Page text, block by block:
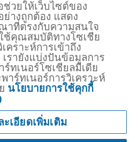
ะกันชีวิต
ซ็นเตอร์
คร์
ย์
คลม
นกลุ่ม
าที่โรงพยาบาล
า
ศษ "ความห่วงใยจากไทย
ราบว่า บรรดาข้อความ ภาพ เสียง เนื้อหา
ะกอบใดๆ ทั้งหมดของเว็บไซต์ รวมถึง
าย บริการ ลิขสิทธิ์ สิทธิบัตร ความรู้ต่างๆ
ทฯ นี้ เป็นงานอันได้รับความคุ้มครองตาม
องไทยโดยชอบด้วยกฎหมายของบริษัทฯ
อกเลียน ปลอมแปลง ทำซ้ำ ดัดแปลง เผย
ไว้ให้เช่า หรือกระทำการใดๆ ในลักษณะ
างการค้าหรือประโยชน์โดยมิชอบ ไม่ว่า
นทางปัญญาดังกล่าวข้างต้น โดยไม่ได้รับ
ะดำเนินการตามกฎหมายกับผู้ทำละเมิด
ดังกล่าวโดยทันที
วยให้เว็บไซต์ของ
างถูกต้อง แสดง
าที่ตรงกับความสนใจ
ช้คุณสมบัติทางโซเชีย
คราะห์การเข้าถึง
รายังแบ่งปันข้อมูลการ
ทเนอร์โซเชียลมีเดีย
ร์ทเนอร์การวิเคราะห์
นโยบายการใช้คุกกี้
ะเอียดเพิ่มเติม